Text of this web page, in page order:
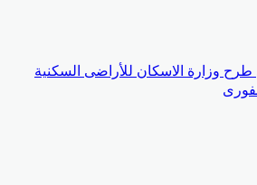
وزارة الاسكان للأراضى السكنية